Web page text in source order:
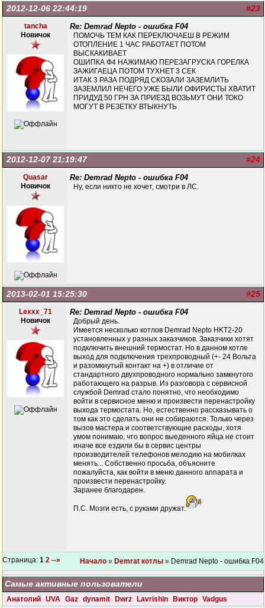
#23
2012-12-06 22:44:19
tancha
Новичок
Re: Demrad Nepto - ошибка F04
ПОМОЧЬ ТЕМ КАК ПЕРЕКЛЮЧАЕШ В РЕЖИМ
ОТОПЛЕНИЕ 1 ЧАС РАБОТАЕТ ПОТОМ
ВЫСКАКИВАЕТ
ОШИПКА Ф4 НАЖИМАЮ ПЕРЕЗАГРУСКА ГОРЕЛКА
ЗАЖИГАЕЦА ПОТОМ ТУХНЕТ 3 СЕК
ИТАК 3 РАЗА ПОДРЯД СКОЗАЛИ ЗАЗЕМЛИТЬ
ЗАЗЕМЛИЛ НЕЧЕГО УЖЕ БЫЛИ ОФИРИСТЫ ХВАТИТ
ПРИДУД 50 ГРН ЗА ПРИЕЗД ВОЗЬМУТ ОНИ ТОКО
МОГУТ В РЕЗЕТКУ ВТЫКНУТЬ
#24
2012-12-07 21:19:47
Quasar
Новичок
Re: Demrad Nepto - ошибка F04
Ну, если никто не хочет, смотри в ЛС.
#25
2013-02-01 15:25:30
Lexxx_71
Новичок
Re: Demrad Nepto - ошибка F04
Добрый день.
Имеется несколько котлов Demrad Nepto HKT2-20
установленных у разных заказчиков. Заказчики хотят
подключить внешний термостат. Но в данном котле
выход для подключения трехпроводный (+- 24 Вольта
и разомкнутый контакт на +) в отличие от
стандартного двухпроводного нормально замкнутого
работающего на разрыв. Из разговора с сервисной
службой Demrad стало понятно, что необходимо
войти в сервисное меню и произвести перенастройку
выхода термостата. Но, естественно рассказывать о
том как это сделать они не собираются. Только через
вызов мастера и соответствующие расходы, хотя
умом понимаю, что вопрос выеденного яйца не стоит
иначе все ездили бы в сервис центры
производителей телефонов мелодию на мобилках
менять... Собственно просьба, объясните
пожалуйста, как войти в меню данного аппарата и
произвести перенастройку.
Заранее благодарен.
П.С. Мозги есть, с руками дружат.
Страница: 1 2 --» Начало » Demrat котлы » Demrad Nepto - ошибка F04
Самые активные пользователи
Анатолий UVA Gaz dynamit Dwrz Lavrishin Виктор Vadgus